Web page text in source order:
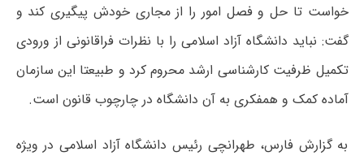
خواست تا حل و فصل امور را از مجاری خودش پیگیری کند و
گفت: نباید دانشگاه آزاد اسلامی را با نظرات فراقانونی از ورودی
تکمیل ظرفیت کارشناسی ارشد محروم کرد و طبیعتا این سازمان
آماده کمک و همفکری به آن دانشگاه در چارچوب قانون است.
به گزارش فارس، طهرانچی رئیس دانشگاه آزاد اسلامی در ویژه